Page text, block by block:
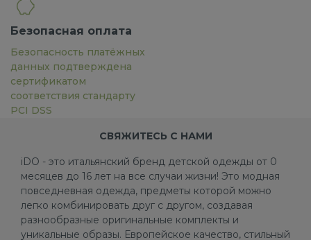
Безопасная оплата
Безопасность платёжных
данных подтверждена
сертификатом
соответствия стандарту
PCI DSS
СВЯЖИТЕСЬ С НАМИ
iDO - это итальянский бренд детской одежды от 0
месяцев до 16 лет на все случаи жизни! Это модная
повседневная одежда, предметы которой можно
легко комбинировать друг с другом, создавая
разнообразные оригинальные комплекты и
уникальные образы. Европейское качество, стильный